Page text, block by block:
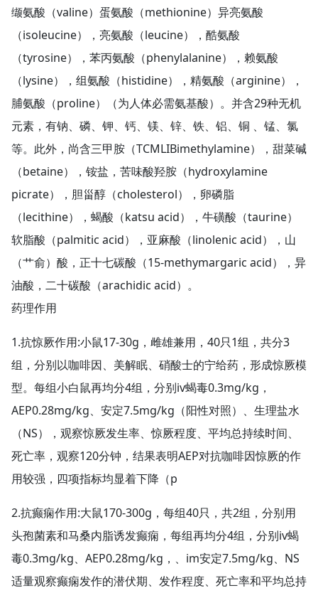
缬氨酸（valine）蛋氨酸（methionine）异亮氨酸
（isoleucine），亮氨酸（leucine），酷氨酸
（tyrosine），苯丙氨酸（phenylalanine），赖氨酸
（lysine），组氨酸（histidine），精氨酸（arginine），
脯氨酸（proline）（为人体必需氨基酸）。并含29种无机
元素，有钠、磷、钾、钙、镁、锌、铁、铝、铜 、锰、氯
等。此外，尚含三甲胺（TCMLIBimethylamine），甜菜碱
（betaine），铵盐，苦味酸羟胺（hydroxylamine
picrate），胆甾醇（cholesterol），卵磷脂
（lecithine），蝎酸（katsu acid），牛磺酸（taurine）
软脂酸（palmitic acid），亚麻酸（linolenic acid），山
（艹俞）酸，正十七碳酸（15-methymargaric acid），异
油酸，二十碳酸（arachidic acid）。
药理作用
1.抗惊厥作用:小鼠17-30g，雌雄兼用，40只1组，共分3
组，分别以咖啡因、美解眠、硝酸士的宁给药，形成惊厥模
型。每组小白鼠再均分4组，分别iv蝎毒0.3mg/kg，
AEP0.28mg/kg、安定7.5mg/kg（阳性对照）、生理盐水
（NS），观察惊厥发生率、惊厥程度、平均总持续时间、
死亡率，观察120分钟，结果表明AEP对抗咖啡因惊厥的作
用较强，四项指标均显着下降（p
2.抗癫痫作用:大鼠170-300g，每组40只，共2组，分别用
头孢菌素和马桑内脂诱发癫痫，每组再均分4组，分别iv蝎
毒0.3mg/kg、AEP0.28mg/kg，、im安定7.5mg/kg、NS
适量观察癫痫发作的潜伏期、发作程度、死亡率和平均总持